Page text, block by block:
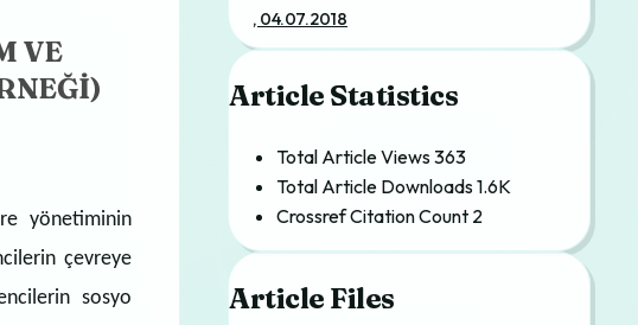
VE
yönetiminin
çevreye
sosyo
, 04.07.2018
Article Statistics
Total Article Views363
Total Article Downloads1.6K
Crossref Citation Count 2
Article Files